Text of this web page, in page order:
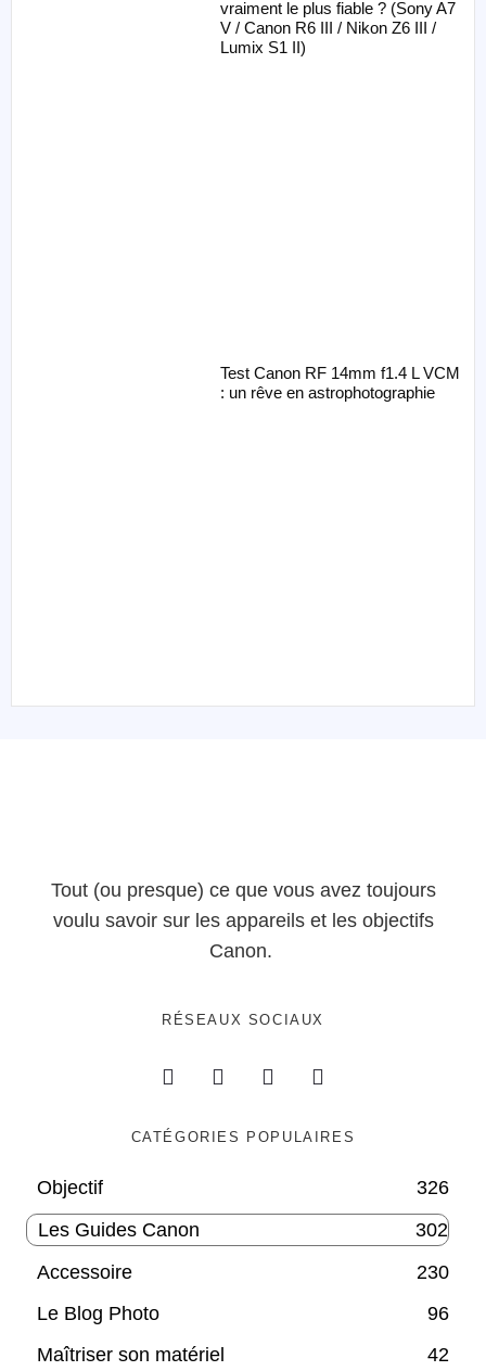
vraiment le plus fiable ? (Sony A7
V / Canon R6 III / Nikon Z6 III /
Lumix S1 II)
Test Canon RF 14mm f1.4 L VCM
: un rêve en astrophotographie
Tout (ou presque) ce que vous avez toujours
voulu savoir sur les appareils et les objectifs
Canon.
RÉSEAUX SOCIAUX
CATÉGORIES POPULAIRES
Objectif
326
Les Guides Canon
302
Accessoire
230
Le Blog Photo
96
Maîtriser son matériel
42